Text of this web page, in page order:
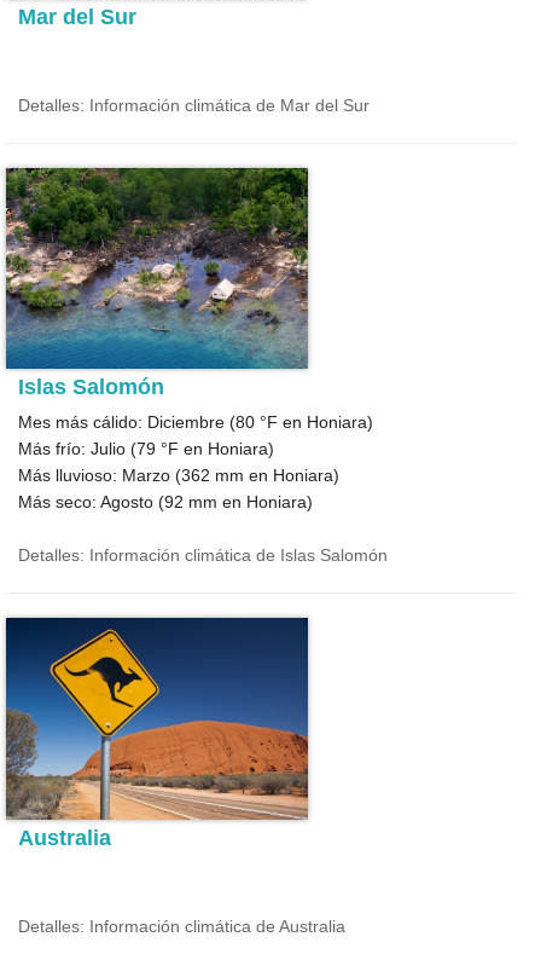
Mar del Sur
Detalles: Información climática de Mar del Sur
Islas Salomón
Mes más cálido: Diciembre (80 °F en Honiara)
Más frío: Julio (79 °F en Honiara)
Más lluvioso: Marzo (362 mm en Honiara)
Más seco: Agosto (92 mm en Honiara)
Detalles: Información climática de Islas Salomón
Australia
Detalles: Información climática de Australia